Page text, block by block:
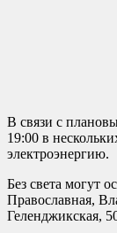
В связи с
19:00 в
электроэнергию.
Без света могут
Православная,
Геленджикская,